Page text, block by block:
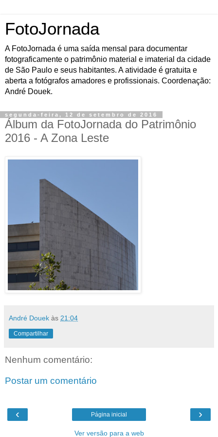
FotoJornada
A FotoJornada é uma saída mensal para documentar
fotograficamente o patrimônio material e imaterial da cidade
de São Paulo e seus habitantes. A atividade é gratuita e
aberta a fotógrafos amadores e profissionais. Coordenação:
André Douek.
segunda-feira, 12 de setembro de 2016
Álbum da FotoJornada do Patrimônio
2016 - A Zona Leste
André Douek às 21:04
Compartilhar
Nenhum comentário:
Postar um comentário
‹ ›
Página inicial
Ver versão para a web